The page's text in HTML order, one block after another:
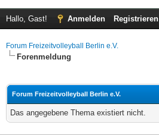
Hallo, Gast! Anmelden Registrieren
Forum Freizeitvolleyball Berlin e.V.
Forenmeldung
Forum Freizeitvolleyball Berlin e.V.
Das angegebene Thema existiert nicht.